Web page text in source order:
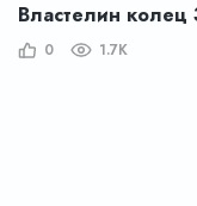
0 1.7K